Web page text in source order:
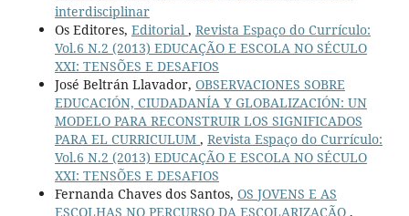
interdisciplinar
Os Editores, Editorial , Revista Espaço do Currículo:
Vol.6 N.2 (2013) EDUCAÇÃO E ESCOLA NO SÉCULO
XXI: TENSÕES E DESAFIOS
José Beltrán Llavador, OBSERVACIONES SOBRE
EDUCACIÓN, CIUDADANÍA Y GLOBALIZACIÓN: UN
MODELO PARA RECONSTRUIR LOS SIGNIFICADOS
PARA EL CURRICULUM , Revista Espaço do Currículo:
Vol.6 N.2 (2013) EDUCAÇÃO E ESCOLA NO SÉCULO
XXI: TENSÕES E DESAFIOS
Fernanda Chaves dos Santos, OS JOVENS E AS
ESCOLHAS NO PERCURSO DA ESCOLARIZAÇÃO ,